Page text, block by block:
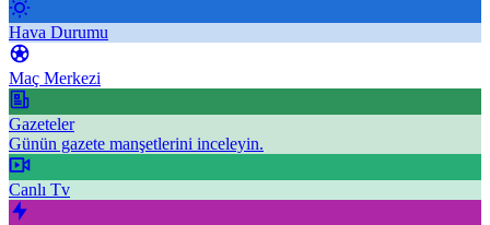
Hava Durumu
Maç Merkezi
Gazeteler
Günün gazete manşetlerini inceleyin.
Canlı Tv